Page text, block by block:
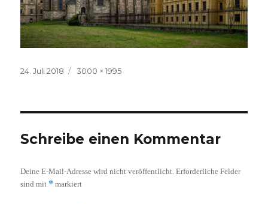
Veröffentlicht
24. Juli 2018
Volle
3000 × 1995
Schreibe einen Kommentar
Deine E-Mail-Adresse wird nicht veröffentlicht. Erforderliche Felder
sind mit * markiert